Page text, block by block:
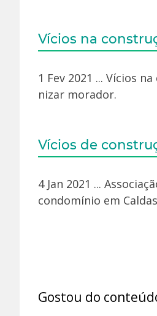
Vícios na
1 Fev 2021 ... Vícios
nizar morador.
Vícios de
4 Jan 2021 ...
condomínio em
Gostou do